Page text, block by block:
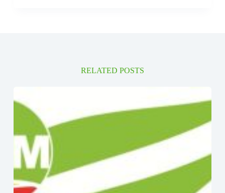
RELATED POSTS